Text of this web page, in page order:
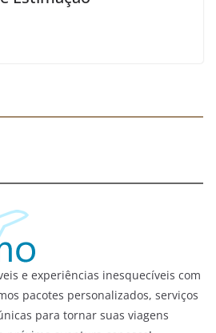
e experiências inesquecíveis com
pacotes personalizados, serviços
para tornar suas viagens